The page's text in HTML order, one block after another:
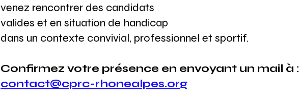
venez rencontrer des candidats
valides et en situation de handicap
dans un contexte convivial, professionnel et sportif.
Confirmez votre présence en envoyant un mail à :
contact@cprc-rhonealpes.org